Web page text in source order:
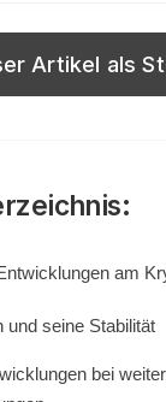
Artikel als
am
und seine Stabilität
bei